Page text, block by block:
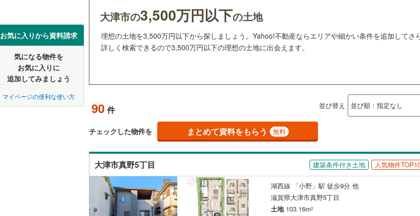
お気に入りから資料請求
気になる物件を
お気に入りに
追加してみましょう
マイページの便利な使い方
大津市の3,500万円以下の土地
理想の土地を3,500万円以下から探しましょう。Yahoo!不動産ならエリアや細かい条件を追加してさ
詳しく検索できるので3,500万円以下の理想の土地に出会えます。
90 件 並び替え
チェックした物件を まとめて資料をもらう 無料
大津市真野5丁目 建築条件付き土地 人気物件
湖西線 「小野」駅 徒歩9分 他
滋賀県大津市真野5丁目
土地103.16m2
新潟
東海 愛知 岐阜 静岡 三重
中国 鳥取 島根 岡山 広島 山口
高知
福岡 佐賀 長崎
該当物件0件 この条件で検索する
湖南市 (2)
米原市 (2 )
愛知郡愛荘町(0)
該当物件0件 この条件で検索する
国分( 3)
神領 (2 )
錦織(2)
青山(2) 真野(1)
荒川 2)
北小松(2)
大物(2)
和邇北浜(6 )
南郷上山町(1)
該当物件0件 この条件で検索する
該当物件0件 この条件で検索する
該当物件0件 この条件で検索する
更地渡し（6）
立地
オンライン対応
IT重説可（1 ）
オンライン対応とは？
該当物件0件 この条件で検索する
保存した条件を見る
検索条件を保存する
閉じる お気に入りリストを見る
閉じる
閉じる お気に入りリストを見る
閉じる